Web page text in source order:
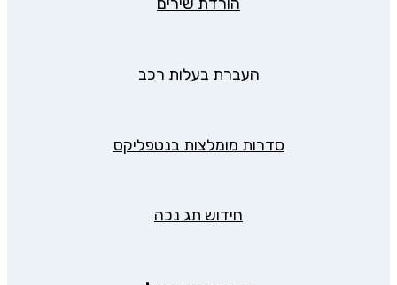
העברת בעלות רכב
סדרות מומלצות בנטפליקס
חידוש תג נכה